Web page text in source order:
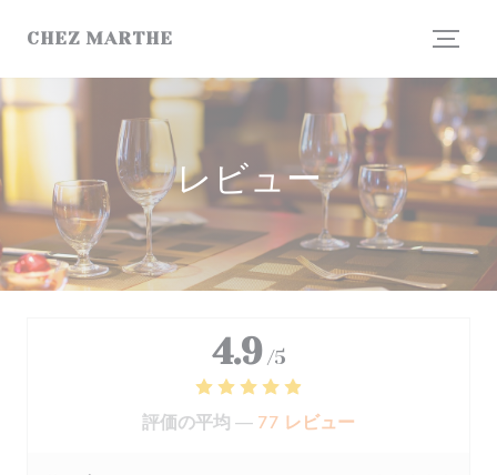
CHEZ MARTHE
レビュー
4.9 /5
評価の平均 — 77 レビュー